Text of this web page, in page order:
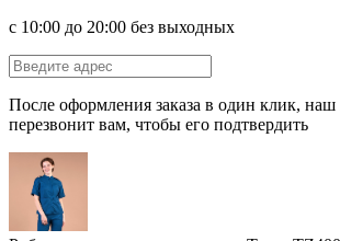
с 10:00 до 20:00 без выходных
После оформления заказа в один клик,
перезвонит вам, чтобы его подтвердить